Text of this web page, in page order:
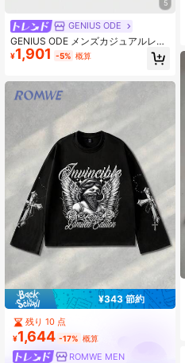
5
GENIUS ODE
GENIUS ODE メンズカジュアルレト
ロ ジーザス スローガンプリント 長
袖Tシャツ
¥1,901 -5% 概算
¥343 節約
残り 10 点
¥1,644 -17% 概算
ROMWE MEN